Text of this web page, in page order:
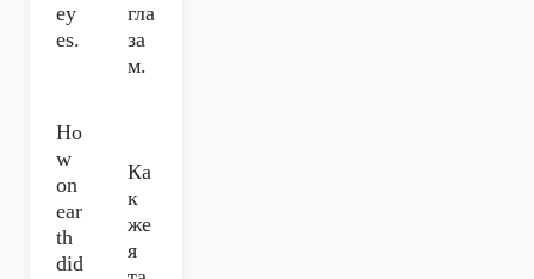
ey
es.
гла
за
м.
Ho
w
on
ear
th
did
Ка
к
же
я